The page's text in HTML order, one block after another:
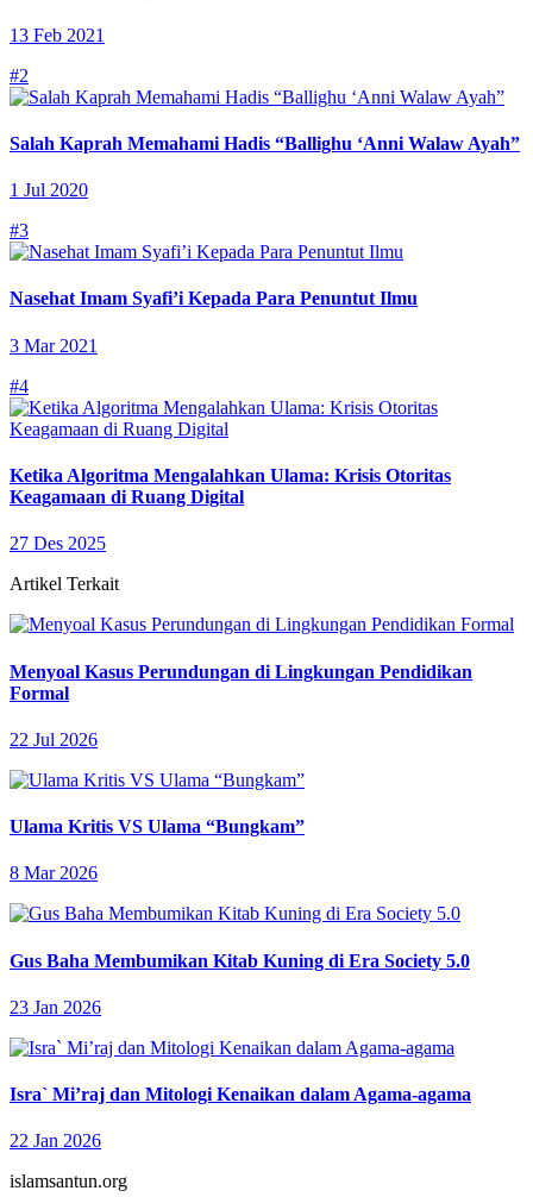
13 Feb 2021
#2
Salah Kaprah Memahami Hadis “Ballighu ‘Anni Walaw Ayah”
1 Jul 2020
#3
Nasehat Imam Syafi’i Kepada Para Penuntut Ilmu
3 Mar 2021
#4
Ketika Algoritma Mengalahkan Ulama: Krisis Otoritas
Keagamaan di Ruang Digital
27 Des 2025
Artikel Terkait
Menyoal Kasus Perundungan di Lingkungan Pendidikan
Formal
22 Jul 2026
Ulama Kritis VS Ulama “Bungkam”
8 Mar 2026
Gus Baha Membumikan Kitab Kuning di Era Society 5.0
23 Jan 2026
Isra` Mi’raj dan Mitologi Kenaikan dalam Agama-agama
22 Jan 2026
islamsantun.org